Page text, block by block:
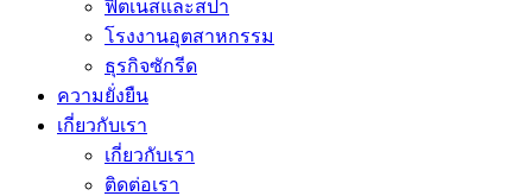
ฟิตเนสและสปา
โรงงานอุตสาหกรรม
ธุรกิจซักรีด
ความยั่งยืน
เกี่ยวกับเรา
เกี่ยวกับเรา
ติดต่อเรา